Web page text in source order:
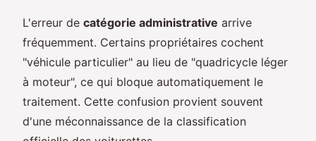
L'erreur de catégorie administrative arrive
fréquemment. Certains propriétaires cochent
"véhicule particulier" au lieu de "quadricycle léger
à moteur", ce qui bloque automatiquement le
traitement. Cette confusion provient souvent
d'une méconnaissance de la classification